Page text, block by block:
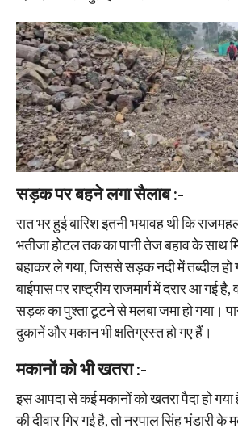
सड़क पर बहने लगा सैलाब :-
रात भर हुई बारिश इतनी भयावह थी कि
भतीजा होटल तक का पानी तेज बहाव के साथ
बहाकर ले गया, जिससे सड़क नदी में तब्दील
बाईपास पर राष्ट्रीय राजमार्ग में दरार आ गई
सड़क का पुश्ता टूटने से मलबा जमा हो गया।
दुकानें और मकान भी क्षतिग्रस्त हो गए हैं।
मकानों को भी खतरा :-
इस आपदा से कई मकानों को खतरा पैदा हो
की दीवार गिर गई है, तो नरपाल सिंह भंडारी